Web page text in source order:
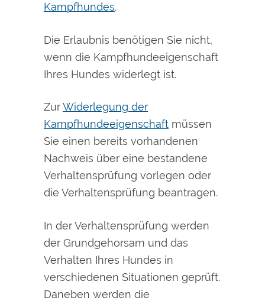
Kampfhundes.
Die Erlaubnis benötigen Sie nicht,
wenn die Kampfhundeeigenschaft
Ihres Hundes widerlegt ist.
ZurWiderlegung der
Kampfhundeeigenschaft müssen
Sie einen bereits vorhandenen
Nachweis über eine bestandene
Verhaltensprüfung vorlegen oder
die Verhaltensprüfung beantragen.
In der Verhaltensprüfung werden
der Grundgehorsam und das
Verhalten Ihres Hundes in
verschiedenen Situationen geprüft.
Daneben werden die